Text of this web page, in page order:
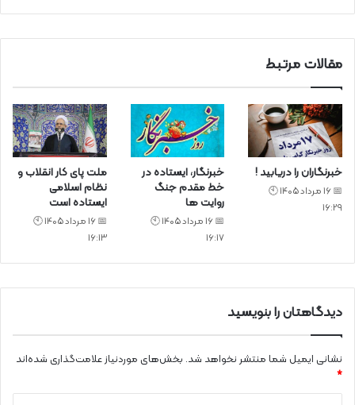
مقالات مرتبط
خبرنگاران را دریابید !
📅 16 مرداد 1405 🕙
16:29
خبرنگار، ایستاده در
خط مقدم جنگ
روایت ها
📅 16 مرداد 1405 🕙
16:17
ملت پای کار انقلاب و
نظام اسلامی
ایستاده است
📅 16 مرداد 1405 🕙
16:13
دیدگاهتان را بنویسید
نشانی ایمیل شما منتشر نخواهد شد. بخش‌های موردنیاز علامت‌گذاری شده‌اند
*